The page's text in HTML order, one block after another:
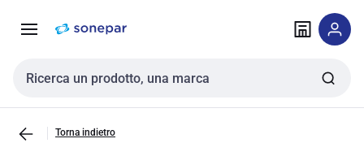
navigazione alla
Cerca input
Torna indietro